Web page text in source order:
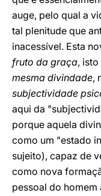
auge, pelo qual a
tal plenitude que
inacessível. Esta
fruto da graça, isto
mesma divindade,
subjectividade
aqui da
porque aquela
como um "estado
sujeito), capaz de
como nova
pessoal do homem